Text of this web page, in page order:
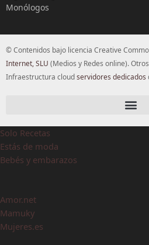
Monólogos
© Contenidos bajo licencia Creative
Internet, SLU (Medios y Redes online).
Infraestructura cloudservidores dedicados
Solo Recetas
Estás de moda
Bebés y embarazos
Amor.net
Mamuky
Mujeres.es